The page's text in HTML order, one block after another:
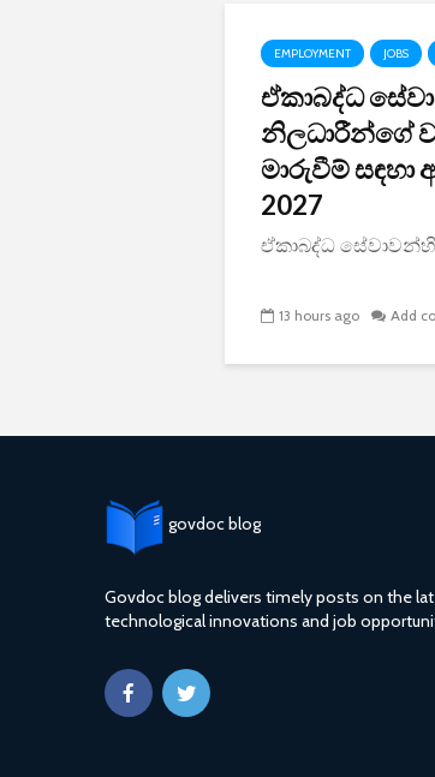
EMPLOYMENT JOBS
ඒකාබද්ධ
නිලධාරීන්ගේ
මාරුවීම් සඳහා
2027
ඒකාබද්ධ
13 hours ago Add
govdoc blog
Govdoc blog delivers timely posts on the
technological innovations and job